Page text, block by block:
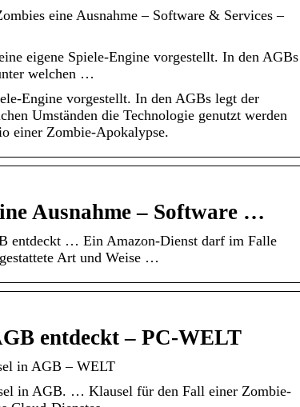
eine Ausnahme – Software & Services –
eigene Spiele-Engine vorgestellt. In den AGBs
welchen …
Engine vorgestellt. In den AGBs legt der
Umständen die Technologie genutzt werden
einer Zombie-Apokalypse.
Ausnahme – Software …
entdeckt … Ein Amazon-Dienst darf im Falle
Art und Weise …
entdeckt – PC-WELT
in AGB – WELT
in AGB. … Klausel für den Fall einer Zombie-